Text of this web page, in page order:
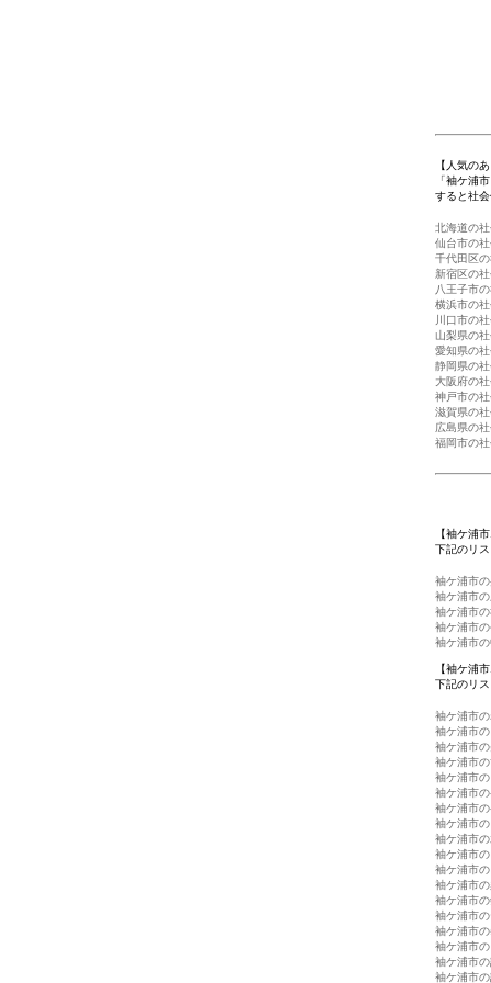
【人気の
「袖ケ浦
すると社
北海道の
仙台市の
千代田区
新宿区の
八王子市
横浜市の
川口市の
山梨県の
愛知県の
静岡県の
大阪府の
神戸市の
滋賀県の
広島県の
福岡市の
【袖ケ浦
下記のリ
袖ケ浦市
袖ケ浦市
袖ケ浦市
袖ケ浦市
袖ケ浦市
【袖ケ浦
下記のリ
袖ケ浦市
袖ケ浦市
袖ケ浦市
袖ケ浦市
袖ケ浦市
袖ケ浦市
袖ケ浦市
袖ケ浦市
袖ケ浦市
袖ケ浦市
袖ケ浦市
袖ケ浦市
袖ケ浦市
袖ケ浦市
袖ケ浦市
袖ケ浦市
袖ケ浦市
袖ケ浦市